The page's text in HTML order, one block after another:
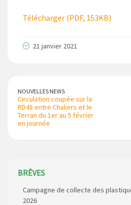
Télécharger (PDF, 153KB)
21 janvier 2021
NOUVELLES NEWS
Circulation coupée sur la
RD48 entre Chaliers et le
Terran du 1er au 5 février
en journée
BRÊVES
Campagne de collecte des
2026
Construction de dalles béton sur